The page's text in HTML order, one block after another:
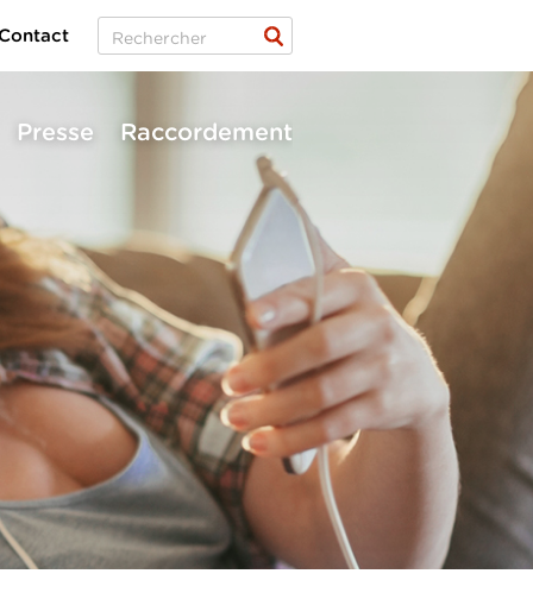
Presse Raccordement